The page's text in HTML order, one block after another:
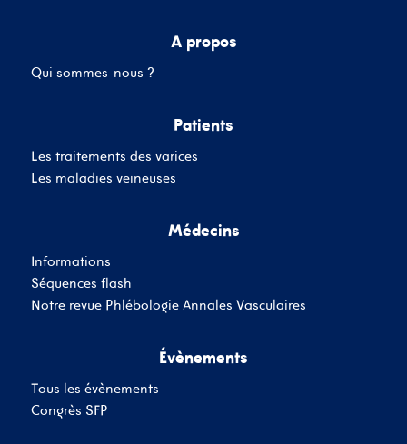
A propos
Qui sommes-nous ?
Patients
Les traitements des varices
Les maladies veineuses
Médecins
Informations
Séquences flash
Notre revue Phlébologie Annales Vasculaires
Évènements
Tous les évènements
Congrès SFP
adresse mail
Se souvenir de moi
SE CONNECTER
Inscrivez-Vous